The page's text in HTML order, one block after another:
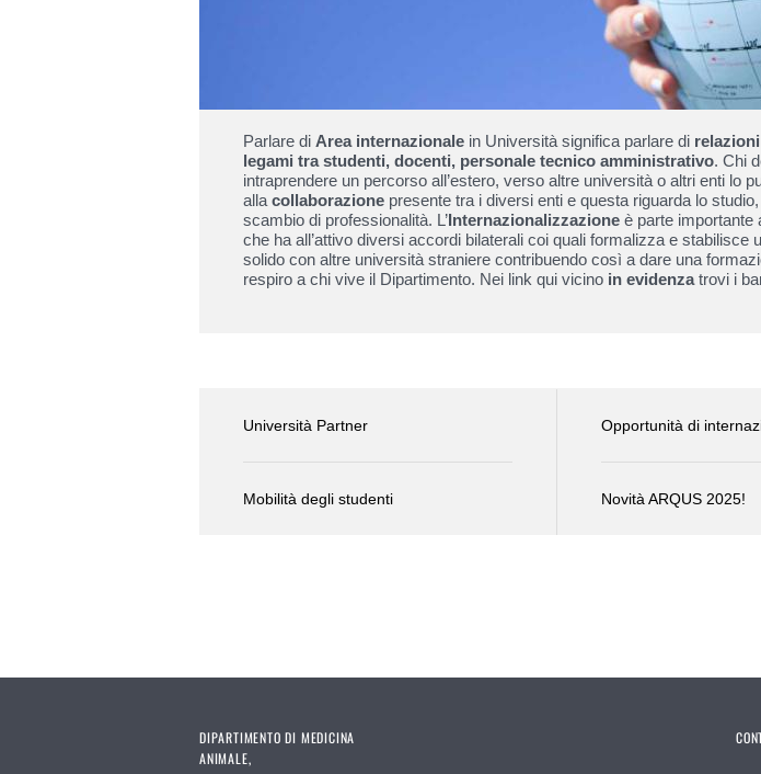
Parlare di Area internazionale in Università significa parlare di
legami tra studenti, docenti, personale tecnico amministrativo. Chi
intraprendere un percorso all’estero, verso altre università o altri enti lo
alla collaborazione presente tra i diversi enti e questa riguarda lo
scambio di professionalità. L’Internazionalizzazione è parte importante
che ha all’attivo diversi accordi bilaterali coi quali formalizza e stabilisce
solido con altre università straniere contribuendo così a dare una
respiro a chi vive il Dipartimento. Nei link qui vicino in evidenzatrovi i
Università Partner Opportunità di
Mobilità degli studenti Novità ARQUS 2025!
DIPARTIMENTO DI MEDICINA
ANIMALE,